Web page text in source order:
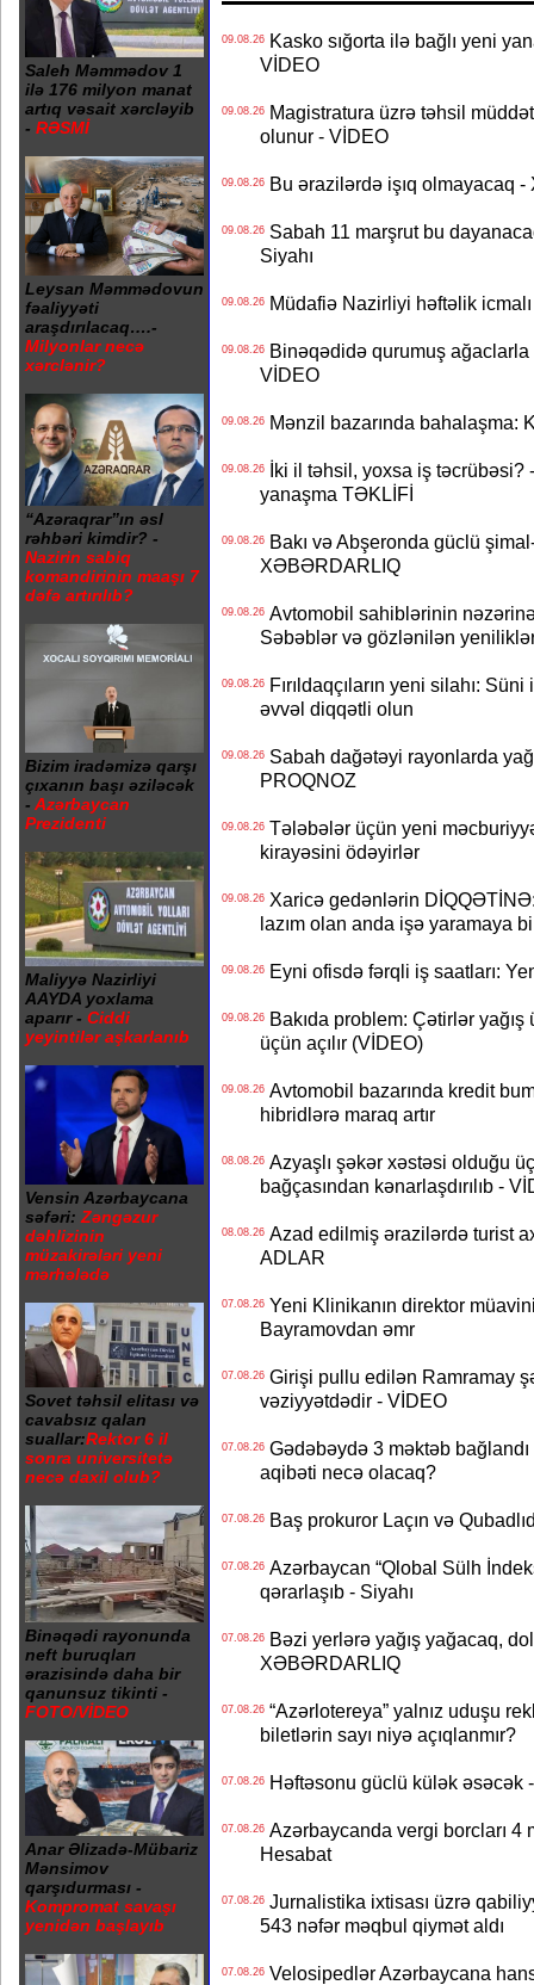
Saleh Məmmədov 1
ilə 176 milyon manat
artıq vəsait xərcləyib
- RƏSMİ
Leysan Məmmədovun
fəaliyyəti
araşdırılacaq….-
Milyonlar necə
xərclənir?
“Azəraqrar”ın əsl
rəhbəri kimdir? -
Nazirin sabiq
komandirinin maaşı 7
dəfə artırılıb?
Bizim iradəmizə qarşı
çıxanın başı əziləcək
- Azərbaycan
Prezidenti
Maliyyə Nazirliyi
AAYDA yoxlama
aparır - Ciddi
yeyintilər aşkarlanıb
Vensin Azərbaycana
səfəri: Zəngəzur
dəhlizinin
müzakirələri yeni
mərhələdə
Sovet təhsil elitası və
cavabsız qalan
suallar:Rektor 6 il
sonra universitetə
necə daxil olub?
Binəqədi rayonunda
neft buruqları
ərazisində daha bir
qanunsuz tikinti -
FOTO/VİDEO
Anar Əlizadə-Mübariz
Mənsimov
qarşıdurması -
Kompromat savaşı
yenidən başlayıb
09.08.26Kasko sığorta ilə bağlı yeni
VİDEO
09.08.26Magistratura üzrə təhsil
olunur - VİDEO
09.08.26Bu ərazilərdə işıq olmayacaq
09.08.26Sabah 11 marşrut bu
Siyahı
09.08.26Müdafiə Nazirliyi həftəlik
09.08.26Binəqədidə qurumuş ağaclarla
VİDEO
09.08.26Mənzil bazarında bahalaşma:
09.08.26İki il təhsil, yoxsa iş təcrübəsi?
yanaşma TƏKLİFİ
09.08.26Bakı və Abşeronda güclü
XƏBƏRDARLIQ
09.08.26Avtomobil sahiblərinin
Səbəblər və gözlənilən
09.08.26Fırıldaqçıların yeni silahı:
əvvəl diqqətli olun
09.08.26Sabah dağətəyi rayonlarda
PROQNOZ
09.08.26Tələbələr üçün yeni
kirayəsini ödəyirlər
09.08.26Xaricə gedənlərin DİQQƏTİNƏ:
lazım olan anda işə yaramaya
09.08.26Eyni ofisdə fərqli iş saatları:
09.08.26Bakıda problem: Çətirlər
üçün açılır (VİDEO)
09.08.26Avtomobil bazarında kredit
hibridlərə maraq artır
08.08.26Azyaşlı şəkər xəstəsi olduğu
bağçasından kənarlaşdırılıb -
08.08.26Azad edilmiş ərazilərdə turist
ADLAR
07.08.26Yeni Klinikanın direktor müavini
Bayramovdan əmr
07.08.26Girişi pullu edilən Ramramay
vəziyyətdədir - VİDEO
07.08.26Gədəbəydə 3 məktəb
aqibəti necə olacaq?
07.08.26Baş prokuror Laçın və
07.08.26Azərbaycan “Qlobal Sülh
qərarlaşıb - Siyahı
07.08.26Bəzi yerlərə yağış yağacaq,
XƏBƏRDARLIQ
07.08.26“Azərlotereya” yalnız uduşu
biletlərin sayı niyə açıqlanmır?
07.08.26Həftəsonu güclü külək əsəcək
07.08.26Azərbaycanda vergi borcları 4
Hesabat
07.08.26Jurnalistika ixtisası üzrə
543 nəfər məqbul qiymət aldı
07.08.26Velosipedlər Azərbaycana